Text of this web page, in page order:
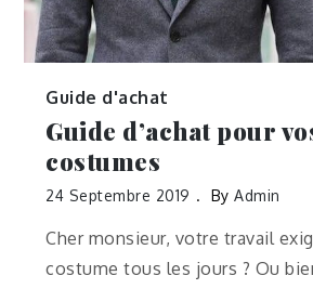
Guide d'achat
Guide d’achat pour
costumes
24 Septembre 2019 ByAdmin
Cher monsieur, votre travail
costume tous les jours ? Ou